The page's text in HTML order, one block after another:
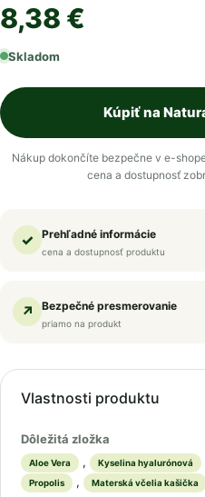
8,38 €
Skladom
Kúpiť na
Nákup dokončíte bezpečne v e-
cena a dostupnosť
✓ Prehľadné informácie
cena a dostupnosť produktu
↗ Bezpečné presmerovanie
priamo na produkt
Vlastnosti produktu
Dôležitá zložka
Aloe Vera , Kyselina hyalurónová
Propolis , Materská včelia kašička